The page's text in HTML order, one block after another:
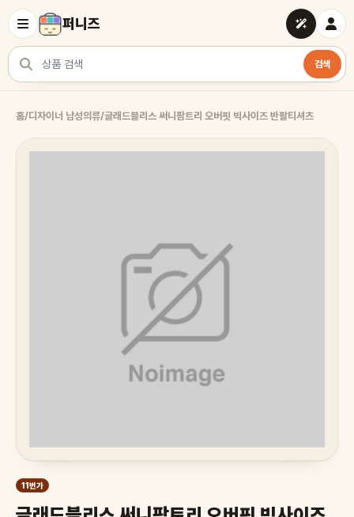
퍼니즈
상품 검색
검색
홈/디자이너 남성의류/글래드블리스 써니팜트리 오버핏 빅사이즈 반팔티셔츠
11번가